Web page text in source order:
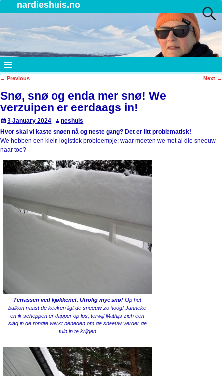
nardieshuis.no
Post navigation
← Previous Next →
Snø, snø og enda mer snø! We
verzuipen er eerdaags in!
3 January 2024
neshuis
Hvor skal vi kaste snøen nå og neste gang? Det er litt problematisk!
We hebben een klein logistiek probleempje: waar moeten we met al die sneeuw
naar toe?
Terrassen ved kjøkkenet. Utrolig mye snø! Op het
balkon naast de keuken ligt de sneeuw zo hoog! Janneke
en ik scheppen er dapper op los, terwijl Mathijs zich een
slag in de rondte werkt beneden om de sneeuw verder de
tuin in te krijgen